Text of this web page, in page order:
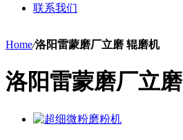
联系我们
Home/洛阳雷蒙磨厂立磨 辊磨机
洛阳雷蒙磨厂立